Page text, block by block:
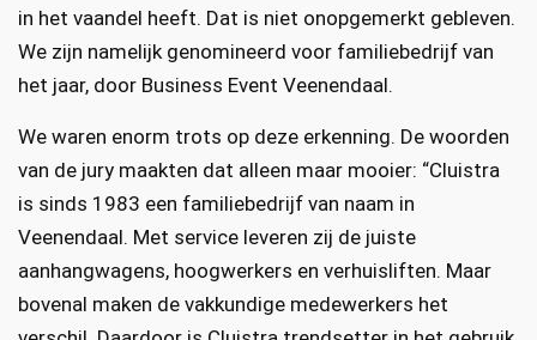
in het vaandel heeft. Dat is niet onopgemerkt gebleven.
We zijn namelijk genomineerd voor familiebedrijf van
het jaar, door Business Event Veenendaal.
We waren enorm trots op deze erkenning. De woorden
van de jury maakten dat alleen maar mooier: “Cluistra
is sinds 1983 een familiebedrijf van naam in
Veenendaal. Met service leveren zij de juiste
aanhangwagens, hoogwerkers en verhuisliften. Maar
bovenal maken de vakkundige medewerkers het